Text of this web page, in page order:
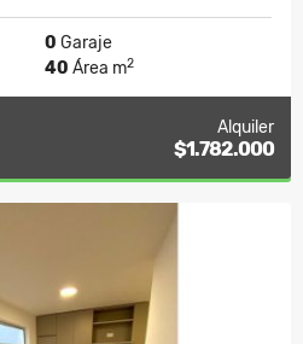
0 Garaje
40 Área m2
Alquiler
$1.782.000